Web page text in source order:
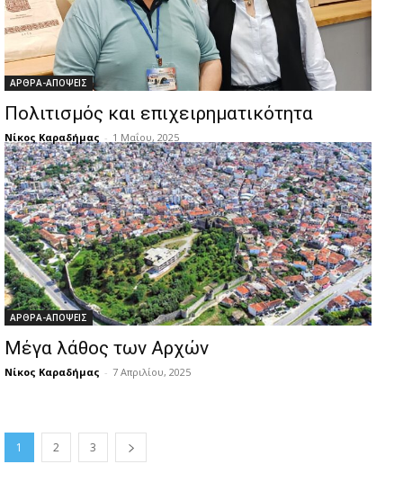
ΑΡΘΡΑ-ΑΠΟΨΕΙΣ
Πολιτισμός και επιχειρηματικότητα
Νίκος Καραδήμας - 1 Μαΐου, 2025
ΑΡΘΡΑ-ΑΠΟΨΕΙΣ
Μέγα λάθος των Αρχών
Νίκος Καραδήμας - 7 Απριλίου, 2025
1 2 3